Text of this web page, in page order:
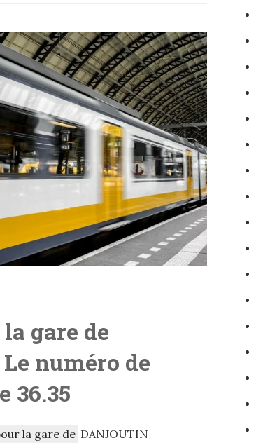
gare de
numéro de
36.35
la gare de DANJOUTIN